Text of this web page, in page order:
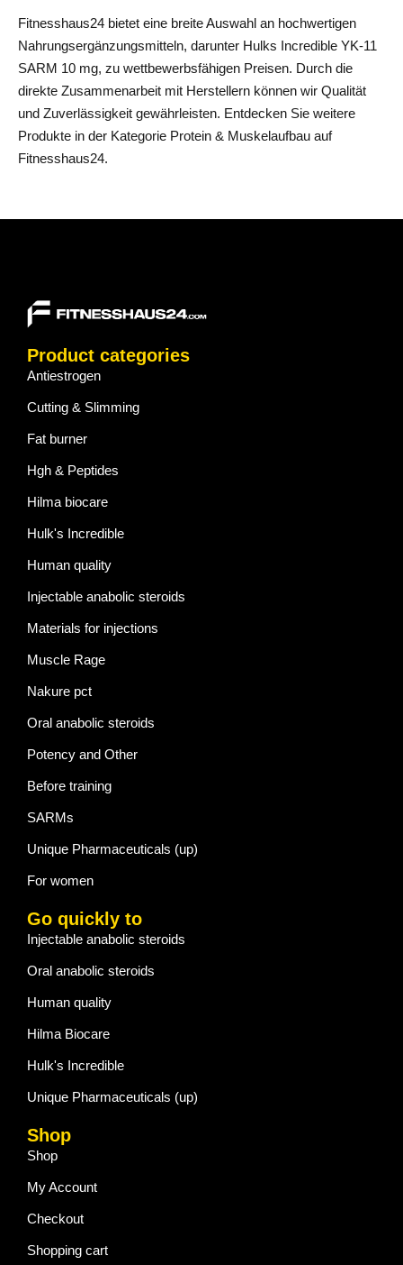
Fitnesshaus24 bietet eine breite Auswahl an hochwertigen
Nahrungsergänzungsmitteln, darunter Hulks Incredible YK-11
SARM 10 mg, zu wettbewerbsfähigen Preisen. Durch die
direkte Zusammenarbeit mit Herstellern können wir Qualität
und Zuverlässigkeit gewährleisten. Entdecken Sie weitere
Produkte in der Kategorie Protein & Muskelaufbau auf
Fitnesshaus24.
Product categories
Antiestrogen
Cutting & Slimming
Fat burner
Hgh & Peptides
Hilma biocare
Hulk's Incredible
Human quality
Injectable anabolic steroids
Materials for injections
Muscle Rage
Nakure pct
Oral anabolic steroids
Potency and Other
Before training
SARMs
Unique Pharmaceuticals (up)
For women
Go quickly to
Injectable anabolic steroids
Oral anabolic steroids
Human quality
Hilma Biocare
Hulk's Incredible
Unique Pharmaceuticals (up)
Shop
Shop
My Account
Checkout
Shopping cart